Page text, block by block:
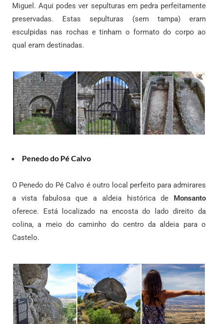
Miguel. Aqui podes ver sepulturas em pedra perfeitamente
preservadas. Estas sepulturas (sem tampa) eram
esculpidas nas rochas e tinham o formato do corpo ao
qual eram destinadas.
Penedo do Pé Calvo
O Penedo do Pé Calvo é outro local perfeito para admirares
a vista fabulosa que a aldeia histórica de Monsanto
oferece. Está localizado na encosta do lado direito da
colina, a meio do caminho do centro da aldeia para o
Castelo.